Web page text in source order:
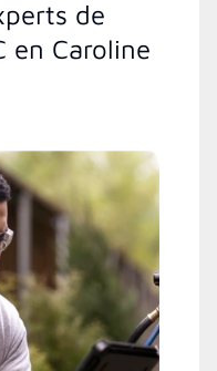
de
en Caroline